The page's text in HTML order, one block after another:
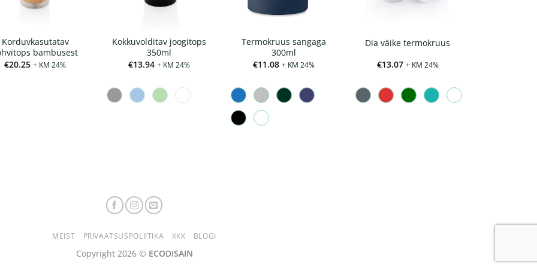
Korduvkasutatav
bambusest
€20.25 + KM 24%
Kokkuvolditav joogitops
350ml
€13.94 + KM 24%
Termokruus sangaga
300ml
€11.08 + KM 24%
Dia väike termokruus
€13.07 + KM 24%
MEIST PRIVAATSUSPOLIITIKA KKK BLOGI
Copyright 2026 © ECODISAIN